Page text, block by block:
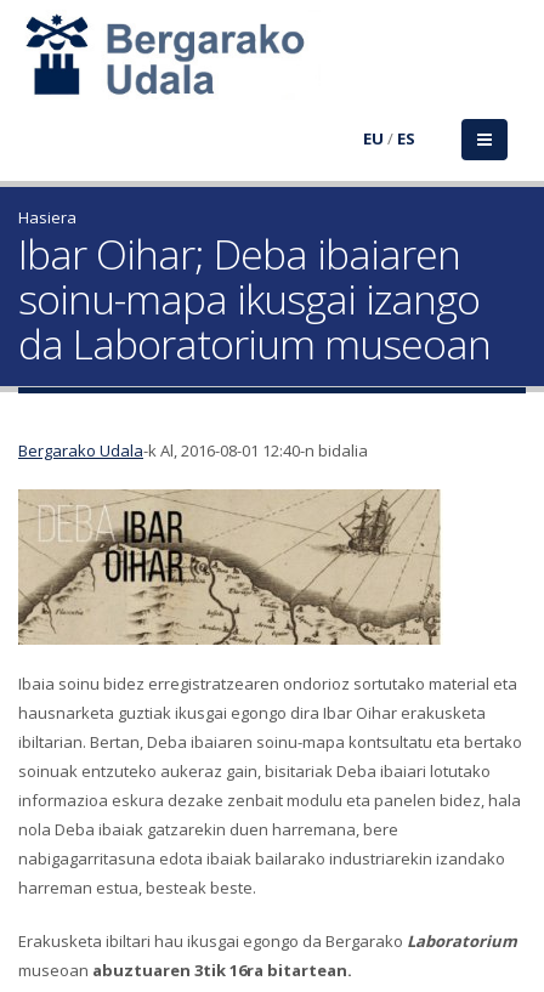
EU / ES
Hasiera
Ibar Oihar; Deba ibaiaren
soinu-mapa ikusgai izango
da Laboratorium museoan
Bergarako Udala-k Al, 2016-08-01 12:40-n bidalia
Ibaia soinu bidez erregistratzearen ondorioz sortutako material eta
hausnarketa guztiak ikusgai egongo dira Ibar Oihar erakusketa
ibiltarian. Bertan, Deba ibaiaren soinu-mapa kontsultatu eta bertako
soinuak entzuteko aukeraz gain, bisitariak Deba ibaiari lotutako
informazioa eskura dezake zenbait modulu eta panelen bidez, hala
nola Deba ibaiak gatzarekin duen harremana, bere
nabigagarritasuna edota ibaiak bailarako industriarekin izandako
harreman estua, besteak beste.
Erakusketa ibiltari hau ikusgai egongo da Bergarako Laboratorium
museoan abuztuaren 3tik 16ra bitartean.